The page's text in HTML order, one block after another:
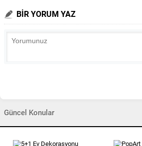
BİR YORUM YAZ
Güncel Konular